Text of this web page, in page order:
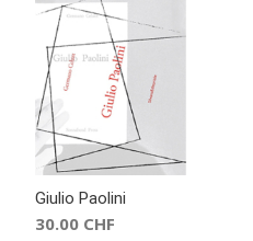
Giulio Paolini
30.00 CHF